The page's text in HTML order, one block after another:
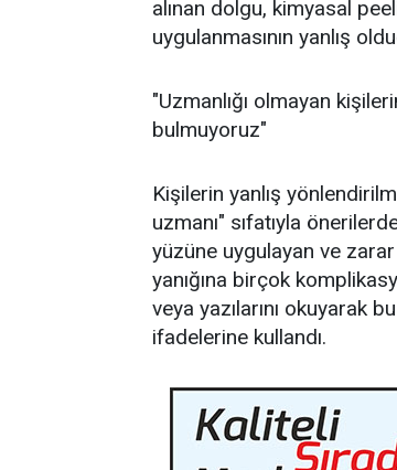
alınan dolgu, kimyasal
uygulanmasının yanlış
"Uzmanlığı olmayan
bulmuyoruz"
Kişilerin yanlış
uzmanı" sıfatıyla
yüzüne uygulayan ve
yanığına birçok
veya yazılarını okuyarak
ifadelerine kullandı.